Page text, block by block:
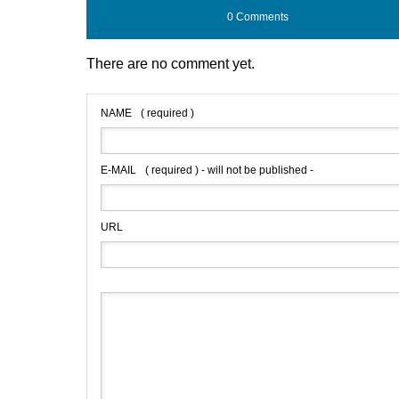
0 Comments
There are no comment yet.
NAME ( required )
E-MAIL ( required ) - will not be published -
URL